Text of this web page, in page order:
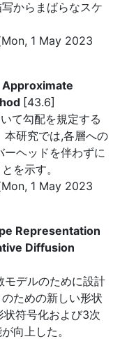
からまばらなスケ
1 May 2023
[43.6]
て勾配を規定する
本研究では,各層への
ーヘッドを伴わずに
を示す。
1 May 2023
Representation
Diffusion
デルのために設計
ための新しい形状
符号化および3次
向上した。